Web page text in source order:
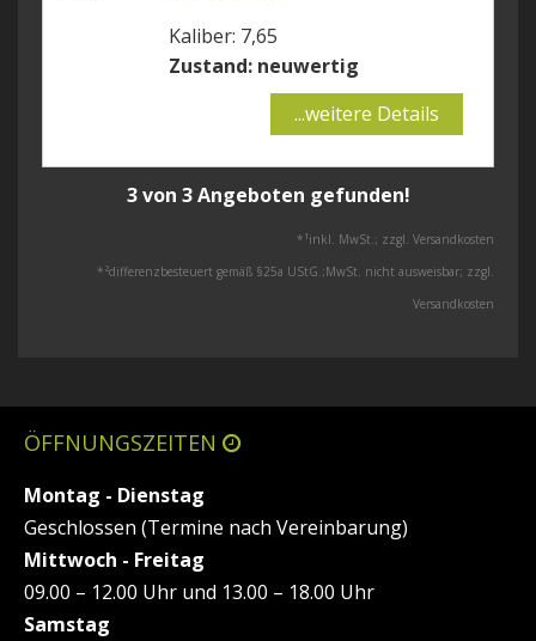
Kaliber: 7,65
Zustand: neuwertig
...weitere Details
3 von 3 Angeboten gefunden!
* 1 inkl. MwSt.; zzgl. Versandkosten
* 2differenzbesteuert gemäß §25a UStG.;MwSt. nicht ausweisbar; zzgl.
Versandkosten
ÖFFNUNGSZEITEN
Montag - Dienstag
Geschlossen (Termine nach Vereinbarung)
Mittwoch - Freitag
09.00 – 12.00 Uhr und 13.00 – 18.00 Uhr
Samstag